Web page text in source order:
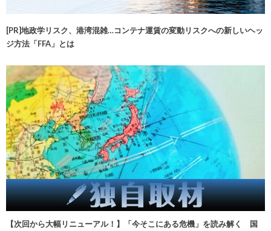
[PR]地政学リスク、港湾混雑…コンテナ運賃の変動リスクへの新しいヘッ
ジ方法「FFA」とは
【次回から大幅リニューアル！】「今そこにある危機」を読み解く 国